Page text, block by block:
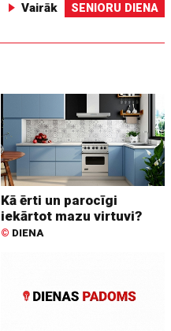
Vairāk SENIORU DIENA
Kā ērti un parocīgi
iekārtot mazu virtuvi?
© DIENA